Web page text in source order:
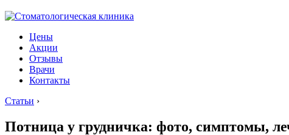
Цены
Акции
Отзывы
Врачи
Контакты
Статьи ›
Потница у грудничка: фото, симптомы,